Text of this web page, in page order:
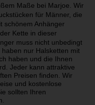
Maße bei Marjoe. Wir
für Männer, die
schönem Anhänger
Kette in dieser
muss nicht unbedingt
nur Halsketten mit
haben und die Ihnen
Jeder kann attraktive
Preisen finden. Wir
und kostenlose
sollten Ihren